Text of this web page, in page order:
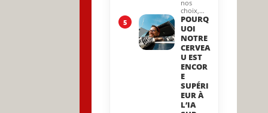
nos
choix,…
5
POURQ
UOI
NOTRE
CERVEA
U EST
ENCOR
E
SUPÉRI
EUR À
L’IA